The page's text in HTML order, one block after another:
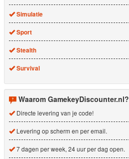
Simulatie
Sport
Stealth
Survival
Waarom GamekeyDiscounter.nl?
Directe levering van je code!
Levering op scherm en per email.
7 dagen per week, 24 uur per dag open.